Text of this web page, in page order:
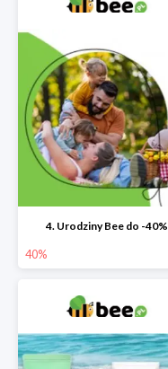
4. Urodziny Bee do -40%
40%